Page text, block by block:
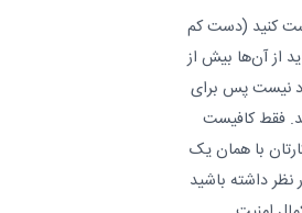
کنید (دست کم
از آن‌ها بیش از
نیست پس برای
فقط کافیست
با همان یک
نظر داشته باشید